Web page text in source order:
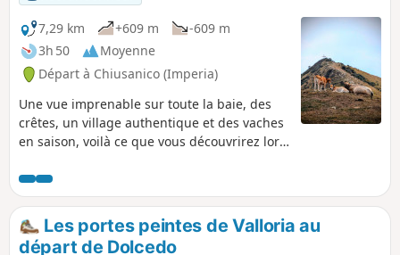
7,29 km
+609 m
-609 m
3h 50
Moyenne
Départ à Chiusanico (Imperia)
Une vue imprenable sur toute la baie, des
crêtes, un village authentique et des vaches
en saison, voilà ce que vous découvrirez lors
balisé.
Les portes peintes de Valloria au
départ de Dolcedo